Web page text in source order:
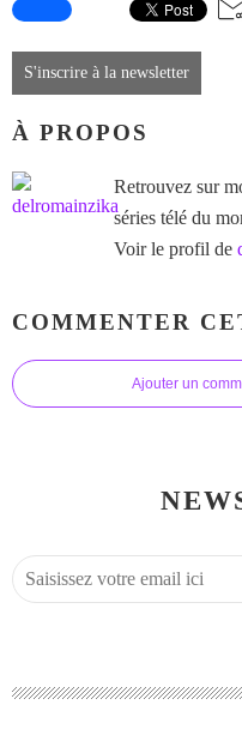
S'inscrire à la newsletter
À PROPOS
Retrouvez sur
séries télé du
Voir le profil de
COMMENTER
Ajouter un